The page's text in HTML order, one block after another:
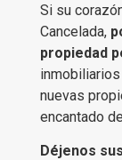
Si su
Cancelada,
propiedad
nuevas
encantado
Déjenos